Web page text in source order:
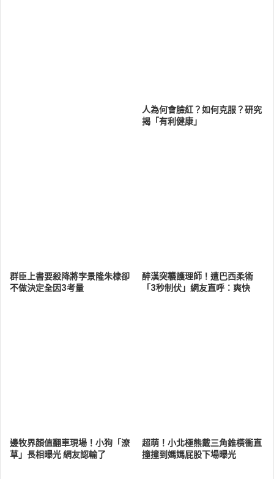
人為何會臉紅？如何克服？研究
揭「有利健康」
群臣上書要殺降將李景隆朱棣卻
不做決定全因3考量
醉漢突襲護理師！遭巴西柔術
「3秒制伏」網友直呼：爽快
邊牧界顏值翻車現場！小狗「潦
草」長相曝光 網友認輸了
超萌！小北極熊戴三角錐橫衝直
撞撞到媽媽屁股下場曝光